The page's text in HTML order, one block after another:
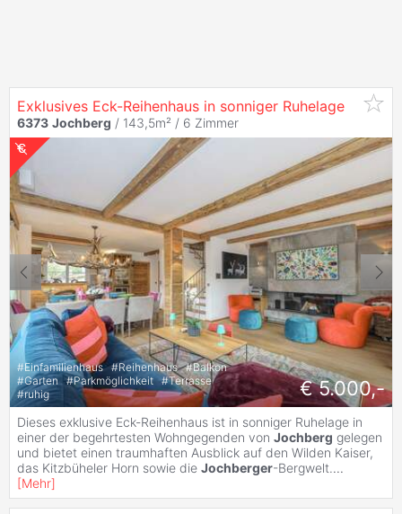
Exklusives Eck-Reihenhaus in sonniger Ruhelage
6373 Jochberg / 143,5m² / 6 Zimmer
#Einfamilienhaus #Reihenhaus #Balkon
#Garten #Parkmöglichkeit #Terrasse
#ruhig € 5.000,-
Dieses exklusive Eck-Reihenhaus ist in sonniger Ruhelage in
einer der begehrtesten Wohngegenden von Jochberg gelegen
und bietet einen traumhaften Ausblick auf den Wilden Kaiser,
das Kitzbüheler Horn sowie die Jochberger-Bergwelt....
[Mehr]